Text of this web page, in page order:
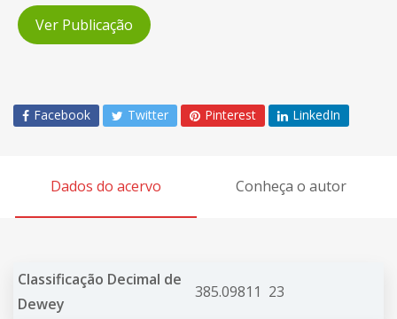
Ver Publicação
Facebook Twitter Pinterest LinkedIn
Dados do acervo Conheça o autor
Classificação Decimal de
Dewey
385.09811 23